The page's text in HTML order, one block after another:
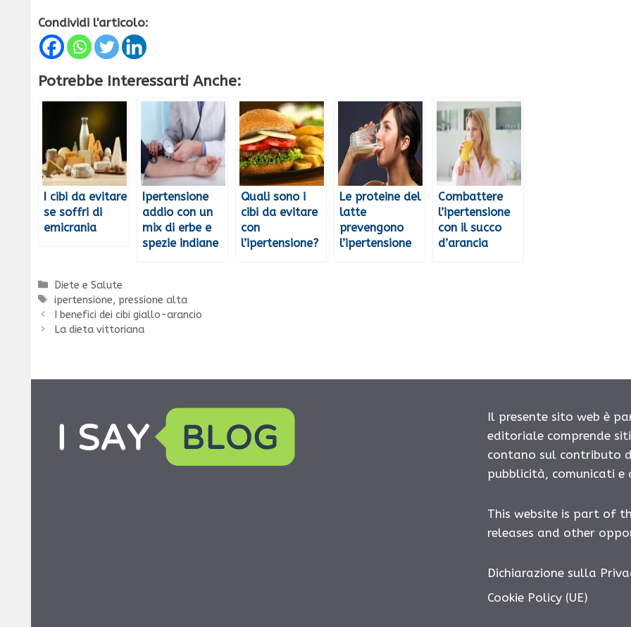
Condividi l'articolo:
Potrebbe Interessarti Anche:
I cibi da evitare
se soffri di
emicrania
Ipertensione
addio con un
mix di erbe e
spezie indiane
Quali sono i
cibi da evitare
con
l’ipertensione?
Le proteine del
latte
prevengono
l’ipertensione
Combattere
l’ipertensione
con il succo
d’arancia
Categorie
Diete e Salute
Tag
ipertensione, pressione alta
I benefici dei cibi giallo-arancio
La dieta vittoriana
Il presente sito web è
editoriale comprende
contano sul contributo
pubblicità, comunicati
This website is part of
releases and other
Dichiarazione sulla
Cookie Policy (UE)